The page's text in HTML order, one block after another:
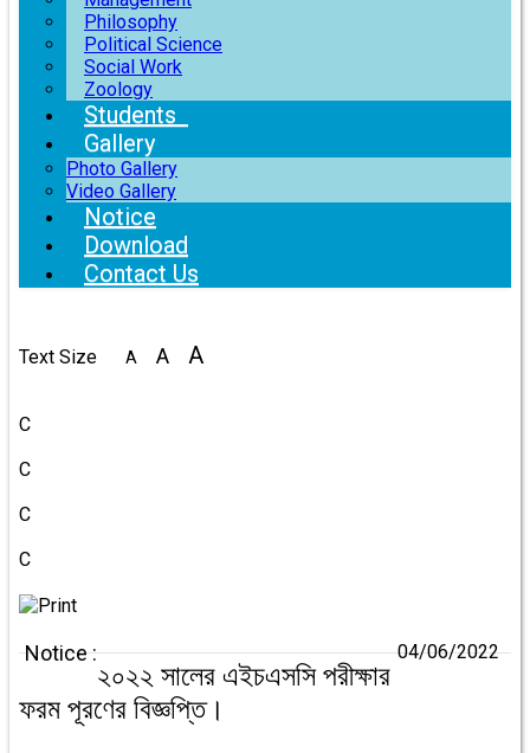
Philosophy
Political Science
Social Work
Zoology
Students
Gallery
Photo Gallery
Video Gallery
Notice
Download
Contact Us
Text Size A A A
C
C
C
C
Notice : 04/06/2022
২০২২ সালের এইচএসসি পরীক্ষার
ফরম পূরণের বিজ্ঞপ্তি।